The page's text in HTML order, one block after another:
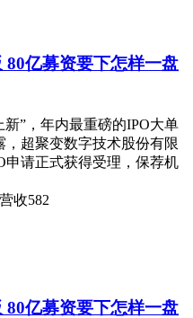
亿募资要下怎样一盘
”，年内最重磅的IPO大单
，超聚变数字技术股份有限
申请正式获得受理，保荐机
收582
亿募资要下怎样一盘